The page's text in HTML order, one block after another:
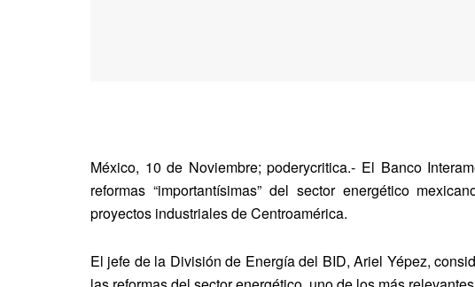
México, 10 de Noviembre; poderycritica.- El Banco
reformas “importantísimas” del sector energético
proyectos industriales de Centroamérica.
El jefe de la División de Energía del BID, Ariel Yépez,